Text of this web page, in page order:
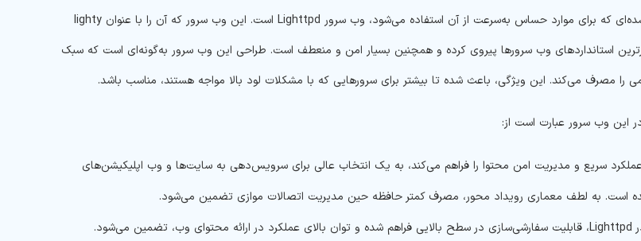
سرورهای منبع‌باز و شناخته‌شده‌ای که برای موارد حساس به‌سرعت از آن استفاده می‌شود، وب سرور Lighttpd است. این وب سرور که آن را با عنوان lighty
استانداردهای وب سرورها پیروی کرده و همچنین بسیار امن و منعطف است. طراحی این وب سرور به‌گونه‌ای است که سبک
را مصرف می‌کند. این ویژگی، باعث شده تا بیشتر برای سرورهایی که با مشکلات لود بالا مواجه هستند، مناسب باشد.
این وب سرور عبارت است از:
عملکرد سریع و مدیریت امن محتوا را فراهم می‌کند، به یک انتخاب عالی برای سرویس‌دهی به سایت‌ها و وب اپلیکیشن‌های
است. به لطف معماری رویداد محور، مصرف کمتر حافظه حین مدیریت اتصالات موازی تضمین می‌شود.
با ساختار ماژولار در Lighttpd، قابلیت سفارشی‌سازی در سطح بالایی فراهم شده و توان بالای عملکرد در ارائه محتوای وب، تضمین می‌شود.